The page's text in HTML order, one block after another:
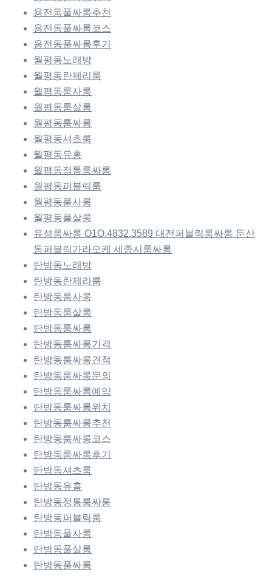
용전동풀싸롱추천
용전동풀싸롱코스
용전동풀싸롱후기
월평동노래방
월평동란제리룸
월평동룸사롱
월평동룸살롱
월평동룸싸롱
월평동셔츠룸
월평동유흥
월평동정통룸싸롱
월평동퍼블릭룸
월평동풀사롱
월평동풀살롱
유성룸싸롱 O1O.4832.3589 대전퍼블릭룸싸롱 둔산
동퍼블릭가라오케 세종시룸싸롱
탄방동노래방
탄방동란제리룸
탄방동룸사롱
탄방동룸살롱
탄방동룸싸롱
탄방동룸싸롱가격
탄방동룸싸롱견적
탄방동룸싸롱문의
탄방동룸싸롱예약
탄방동룸싸롱위치
탄방동룸싸롱추천
탄방동룸싸롱코스
탄방동룸싸롱후기
탄방동셔츠룸
탄방동유흥
탄방동정통룸싸롱
탄방동퍼블릭룸
탄방동풀사롱
탄방동풀살롱
탄방동풀싸롱